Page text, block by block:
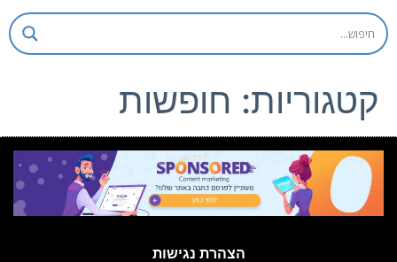
קטגוריות: חופשות
הצהרת נגישות